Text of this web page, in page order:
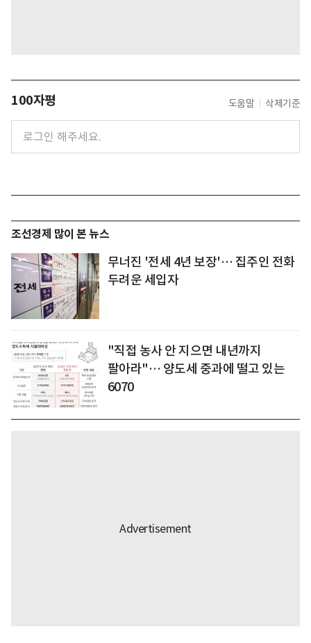
100자평 도움말 삭제기준
조선경제 많이 본 뉴스
무너진 '전세 4년 보장'… 집주인 전화
두려운 세입자
"직접 농사 안 지으면 내년까지
팔아라"… 양도세 중과에 떨고 있는
6070